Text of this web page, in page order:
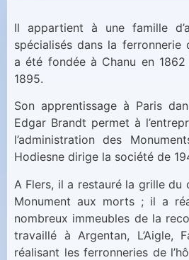
Il appartient à une famille
spécialisés dans la ferronnerie
a été fondée à Chanu en
1895.
Son apprentissage à Paris
Edgar Brandt permet à
l’administration des
Hodiesne dirige la société de
A Flers, il a restauré la grille du
Monument aux morts ; il a
nombreux immeubles de la
travaillé à Argentan, L’Aigle,
réalisant les ferronneries de